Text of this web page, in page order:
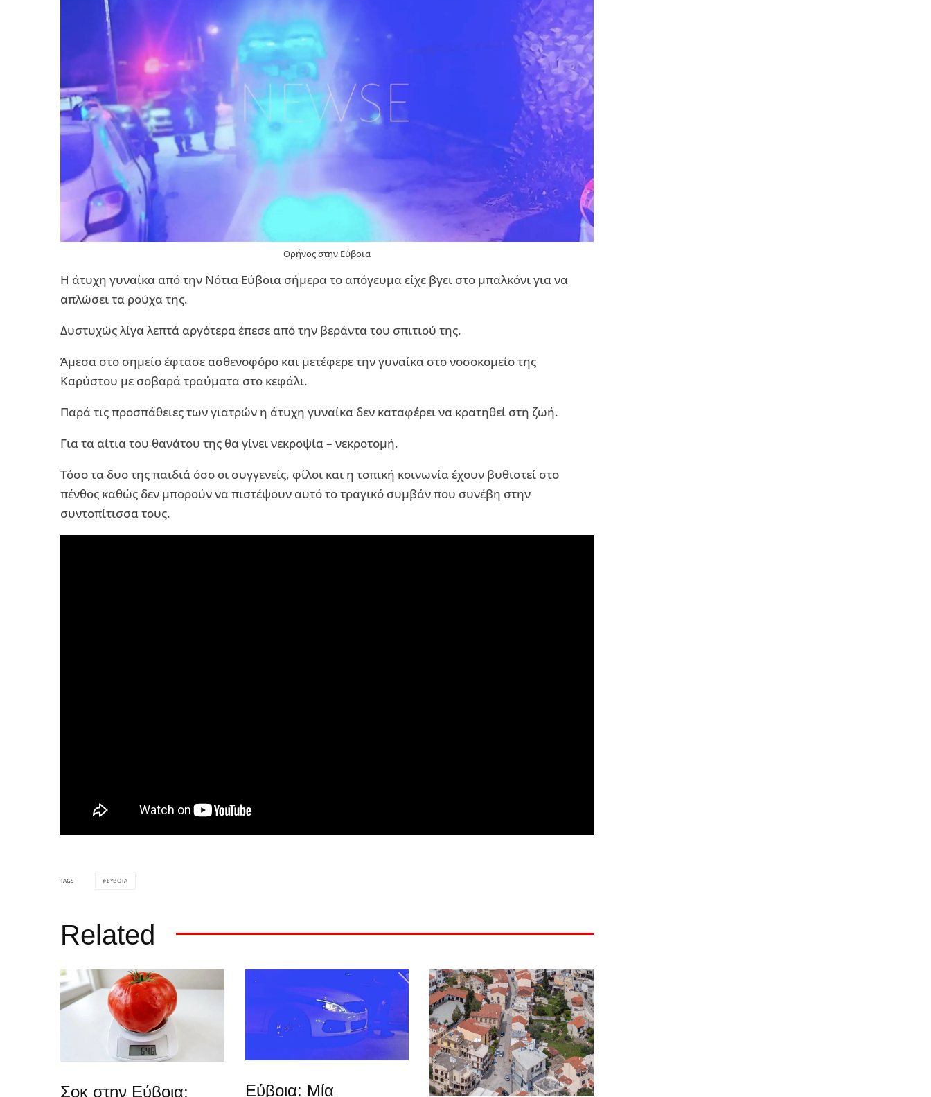
Θρήνος στην Εύβοια
Η άτυχη γυναίκα από την Νότια Εύβοια σήμερα το απόγευμα είχε βγει στο μπαλκόνι για να
απλώσει τα ρούχα της.
Δυστυχώς λίγα λεπτά αργότερα έπεσε από την βεράντα του σπιτιού της.
Άμεσα στο σημείο έφτασε ασθενοφόρο και μετέφερε την γυναίκα στο νοσοκομείο της
Καρύστου με σοβαρά τραύματα στο κεφάλι.
Παρά τις προσπάθειες των γιατρών η άτυχη γυναίκα δεν καταφέρει να κρατηθεί στη ζωή.
Για τα αίτια του θανάτου της θα γίνει νεκροψία – νεκροτομή.
Τόσο τα δυο της παιδιά όσο οι συγγενείς, φίλοι και η τοπική κοινωνία έχουν βυθιστεί στο
πένθος καθώς δεν μπορούν να πιστέψουν αυτό το τραγικό συμβάν που συνέβη στην
συντοπίτισσα τους.
TAGS ΕΥΒΟΙΑ
Related
Σοκ στην Εύβοια:
Εύβοια: Μία